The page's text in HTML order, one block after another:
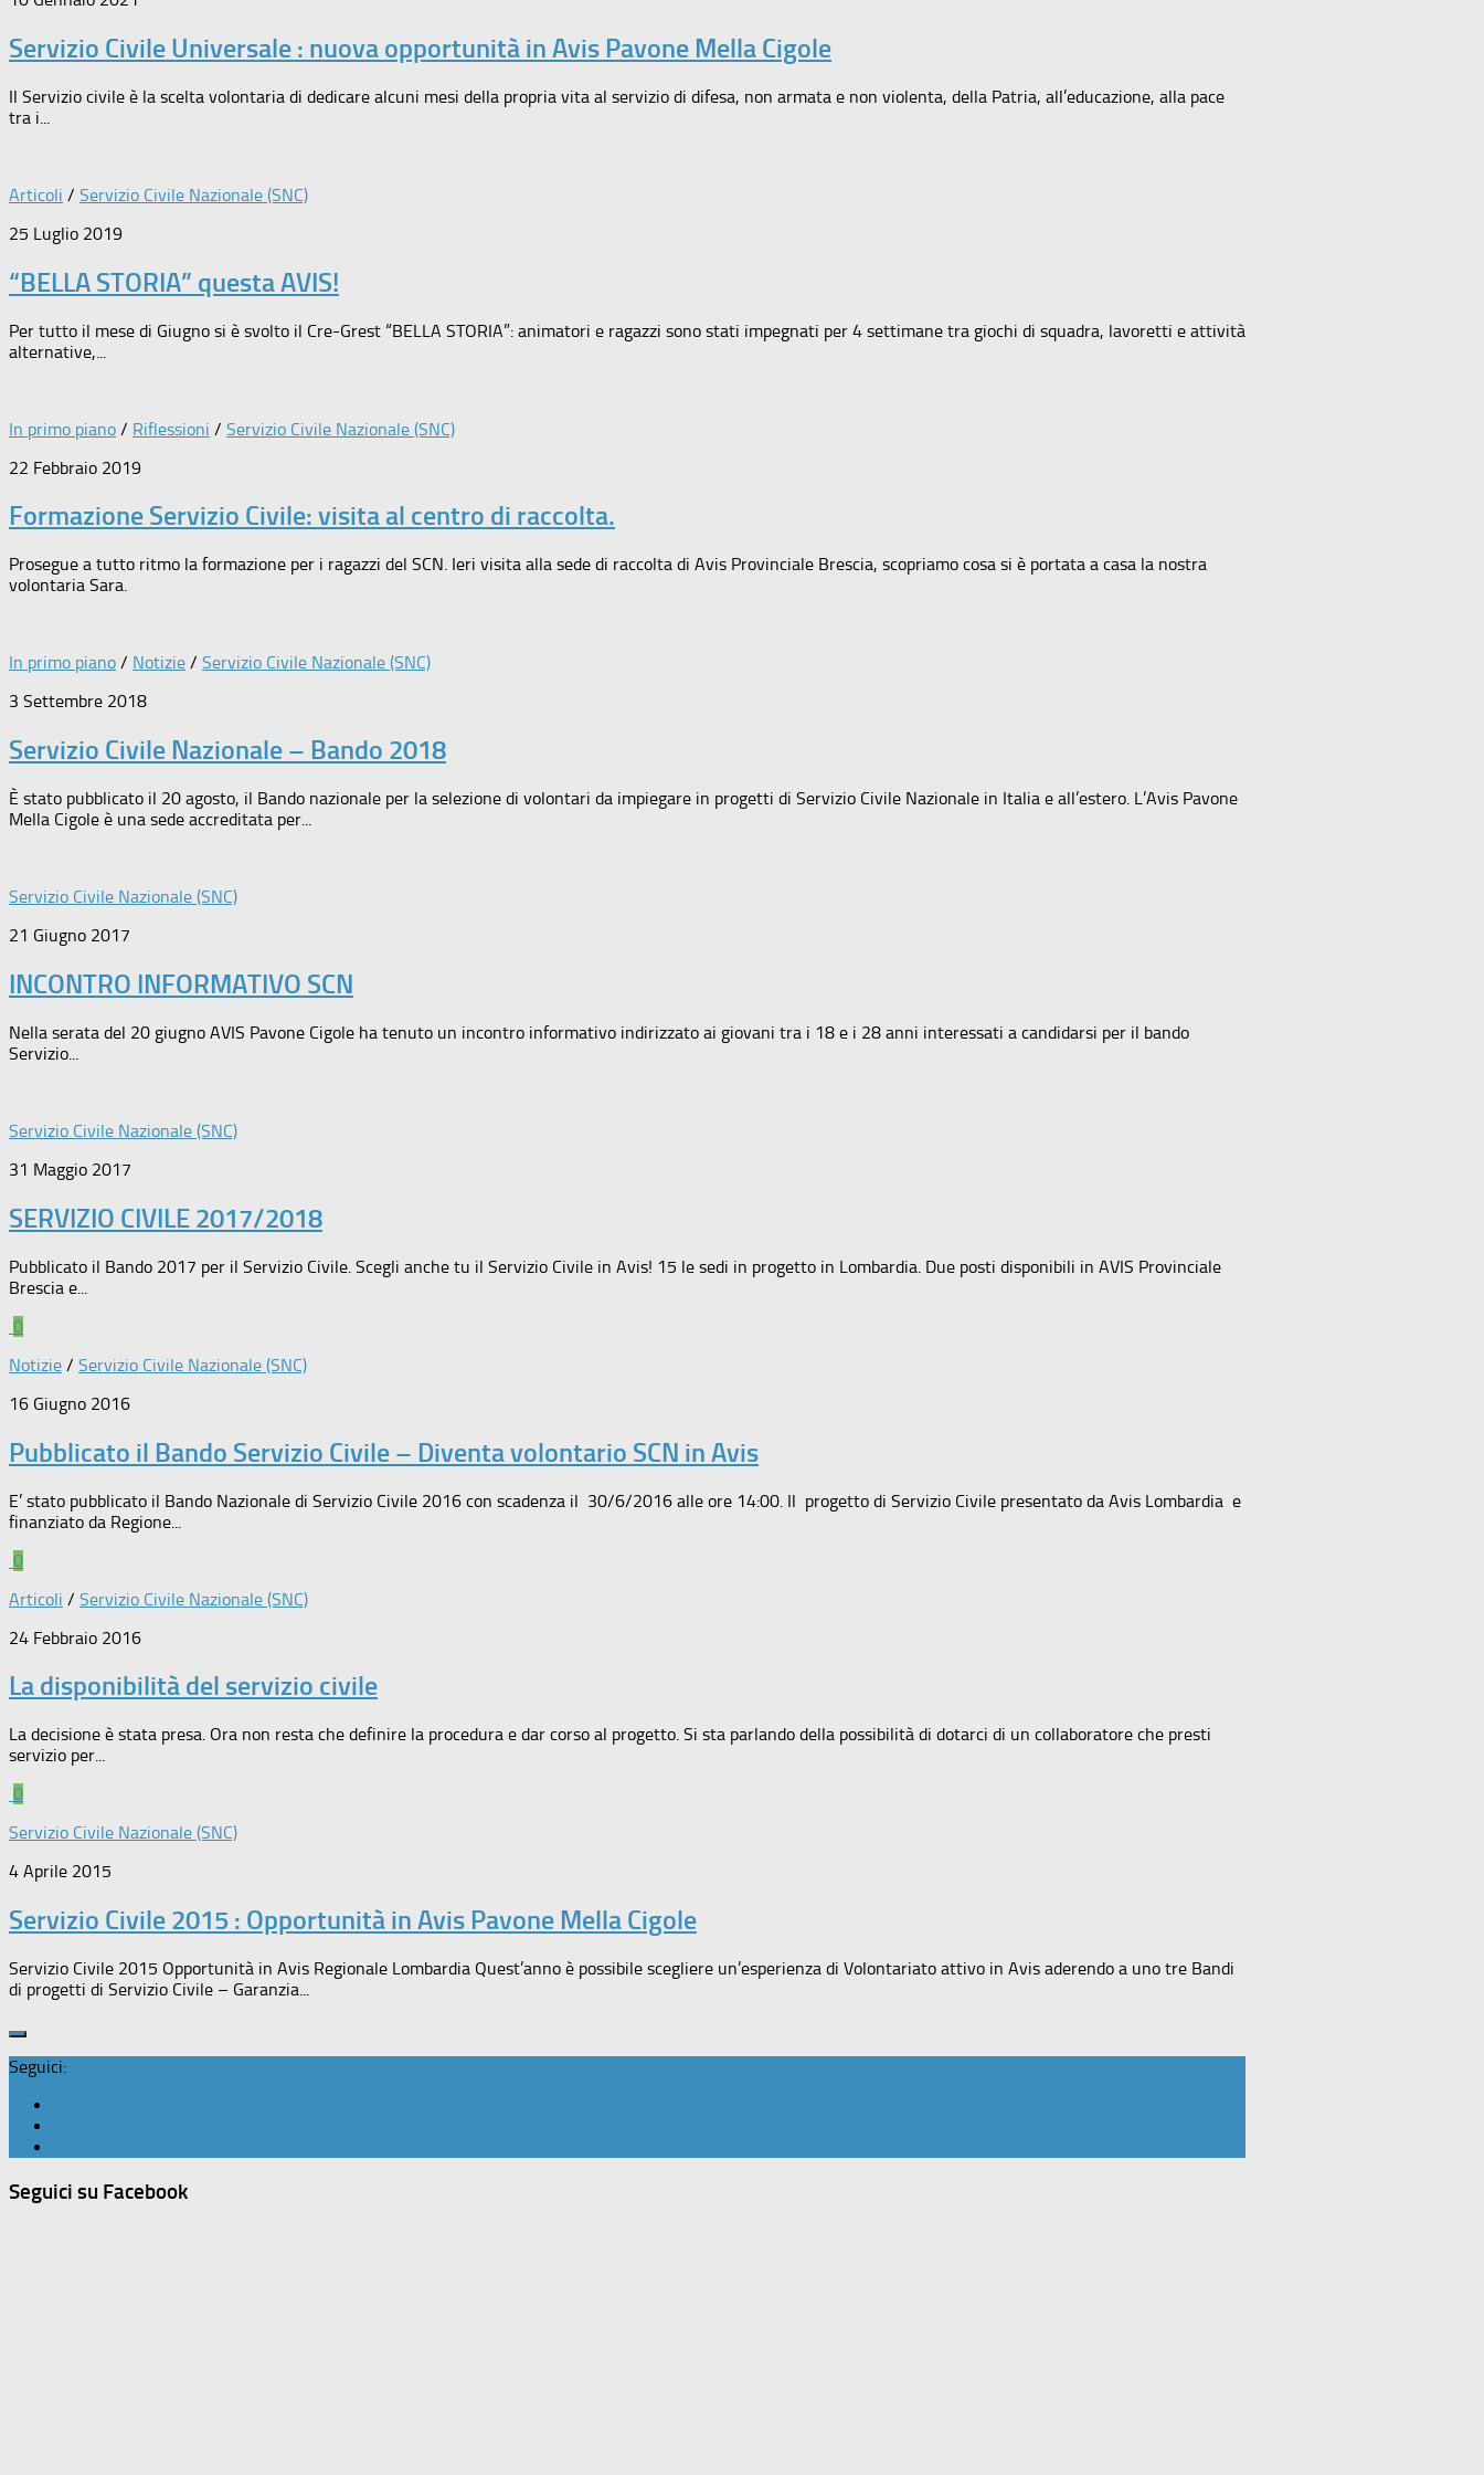
Servizio Civile Universale : nuova opportunità in Avis Pavone Mella Cigole
Il Servizio civile è la scelta volontaria di dedicare alcuni mesi della propria vita al servizio di difesa, non armata e non violenta, della Patria, all’educazione, alla pace
tra i...
Articoli / Servizio Civile Nazionale (SNC)
25 Luglio 2019
“BELLA STORIA” questa AVIS!
Per tutto il mese di Giugno si è svolto il Cre-Grest “BELLA STORIA”: animatori e ragazzi sono stati impegnati per 4 settimane tra giochi di squadra, lavoretti e attività
alternative,...
In primo piano / Riflessioni / Servizio Civile Nazionale (SNC)
22 Febbraio 2019
Formazione Servizio Civile: visita al centro di raccolta.
Prosegue a tutto ritmo la formazione per i ragazzi del SCN. Ieri visita alla sede di raccolta di Avis Provinciale Brescia, scopriamo cosa si è portata a casa la nostra
volontaria Sara.
In primo piano / Notizie / Servizio Civile Nazionale (SNC)
3 Settembre 2018
Servizio Civile Nazionale – Bando 2018
È stato pubblicato il 20 agosto, il Bando nazionale per la selezione di volontari da impiegare in progetti di Servizio Civile Nazionale in Italia e all’estero. L’Avis Pavone
Mella Cigole è una sede accreditata per...
Servizio Civile Nazionale (SNC)
21 Giugno 2017
INCONTRO INFORMATIVO SCN
Nella serata del 20 giugno AVIS Pavone Cigole ha tenuto un incontro informativo indirizzato ai giovani tra i 18 e i 28 anni interessati a candidarsi per il bando
Servizio...
Servizio Civile Nazionale (SNC)
31 Maggio 2017
SERVIZIO CIVILE 2017/2018
Pubblicato il Bando 2017 per il Servizio Civile. Scegli anche tu il Servizio Civile in Avis! 15 le sedi in progetto in Lombardia. Due posti disponibili in AVIS Provinciale
Brescia e...
0
Notizie / Servizio Civile Nazionale (SNC)
16 Giugno 2016
Pubblicato il Bando Servizio Civile – Diventa volontario SCN in Avis
E’ stato pubblicato il Bando Nazionale di Servizio Civile 2016 con scadenza il 30/6/2016 alle ore 14:00. Il progetto di Servizio Civile presentato da Avis Lombardia e
finanziato da Regione...
0
Articoli / Servizio Civile Nazionale (SNC)
24 Febbraio 2016
La disponibilità del servizio civile
La decisione è stata presa. Ora non resta che definire la procedura e dar corso al progetto. Si sta parlando della possibilità di dotarci di un collaboratore che presti
servizio per...
0
Servizio Civile Nazionale (SNC)
4 Aprile 2015
Servizio Civile 2015 : Opportunità in Avis Pavone Mella Cigole
Servizio Civile 2015 Opportunità in Avis Regionale Lombardia Quest’anno è possibile scegliere un’esperienza di Volontariato attivo in Avis aderendo a uno tre Bandi
di progetti di Servizio Civile – Garanzia...
Seguici:
Seguici su Facebook